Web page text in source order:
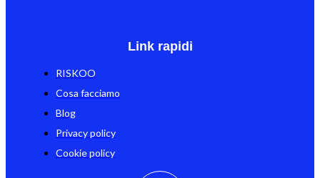
Link rapidi
RISKOO
Cosa facciamo
Blog
Privacy policy
Cookie policy